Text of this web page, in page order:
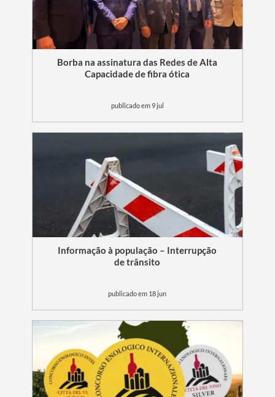
Categorias gerais
Borba na assinatura das Redes de Alta
Capacidade de fibra ótica
publicado em 9 jul
Informação à população – Interrupção
de trânsito
publicado em 18 jun